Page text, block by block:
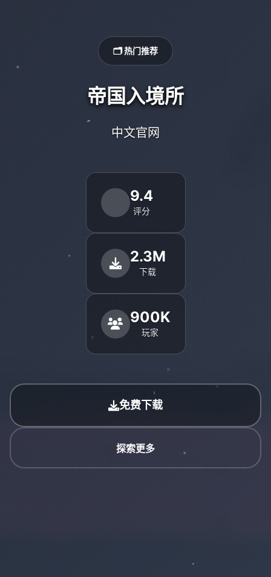
🗂️ 热门推荐
帝国入境所
中文官网
9.4
评分
2.3M
下载
900K
玩家
免费下载
探索更多